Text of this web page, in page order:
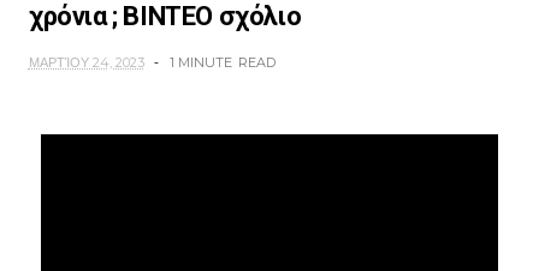
χρόνια ; ΒΙΝΤΕΟ σχόλιο
ΜΑΡΤΊΟΥ 24, 2023 1 MINUTE READ